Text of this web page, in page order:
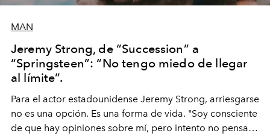
MAN
Jeremy Strong, de “Succession” a
“Springsteen”: “No tengo miedo de llegar
al límite”.
Para el actor estadounidense Jeremy Strong, arriesgarse
no es una opción. Es una forma de vida. "Soy consciente
de que hay opiniones sobre mí, pero intento no pensar